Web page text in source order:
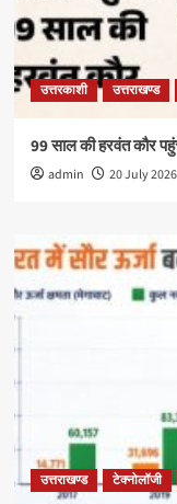
उत्तरकाशी उत्तराखण्ड
99 साल की हरवंत कौर
admin 20 July 2026
उत्तराखण्ड टेक्नोलॉजी